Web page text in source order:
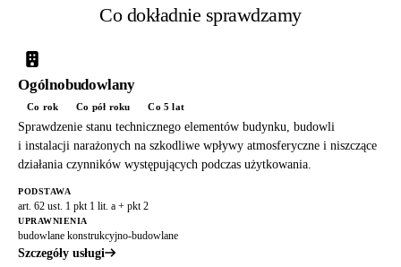
Co dokładnie sprawdzamy
Ogólnobudowlany
Co rok Co pół roku Co 5 lat
Sprawdzenie stanu technicznego elementów budynku, budowli
i instalacji narażonych na szkodliwe wpływy atmosferyczne i niszczące
działania czynników występujących podczas użytkowania.
PODSTAWA
art. 62 ust. 1 pkt 1 lit. a + pkt 2
UPRAWNIENIA
budowlane konstrukcyjno-budowlane
Szczegóły usługi